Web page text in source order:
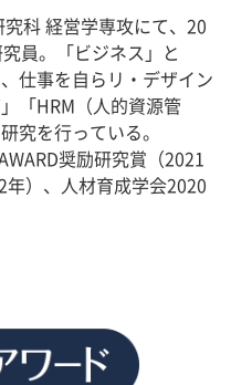
科 経営学専攻にて、20
員。「ビジネス」と
仕事を自らリ・デザイン
「HRM（人的資源管
究を行っている。
奨励研究賞（2021
）、人材育成学会2020